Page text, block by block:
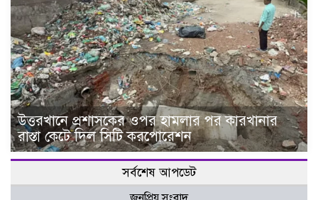
উত্তরখানে প্রশাসকের ওপর হামলার পর কারখানার
রাস্তা কেটে দিল সিটি করপোরেশন
সর্বশেষ আপডেট